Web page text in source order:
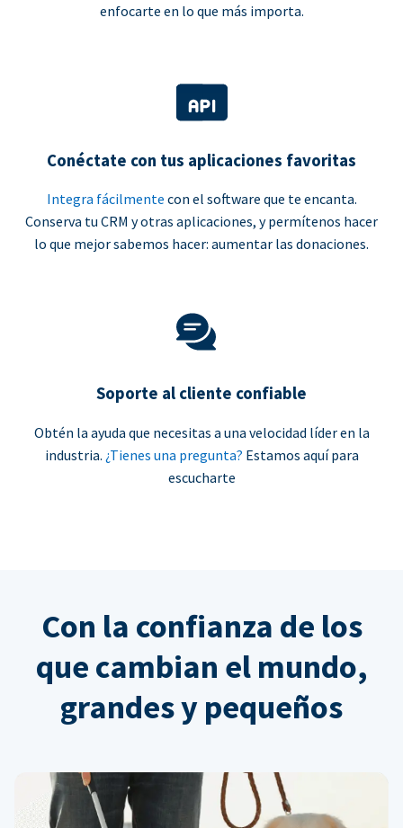
enfocarte en lo que más importa.
Conéctate con tus aplicaciones favoritas
Integra fácilmente con el software que te encanta.
Conserva tu CRM y otras aplicaciones, y permítenos hacer
lo que mejor sabemos hacer: aumentar las donaciones.
Soporte al cliente confiable
Obtén la ayuda que necesitas a una velocidad líder en la
industria. ¿Tienes una pregunta? Estamos aquí para
escucharte
Con la confianza de los
que cambian el mundo,
grandes y pequeños